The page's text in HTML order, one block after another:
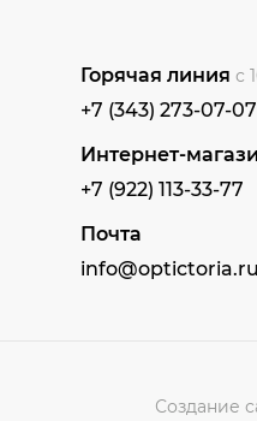
Горячая линия с
+7 (343) 273-07-07
Интернет-
+7 (922) 113-33-77
Почта
info@optictoria.ru
Создание